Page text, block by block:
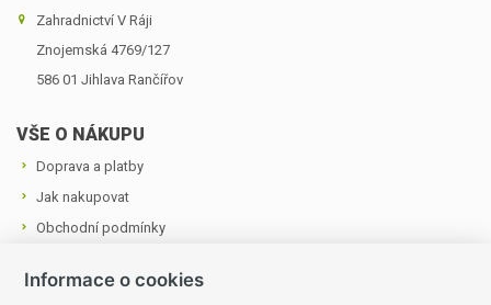
Zahradnictví V Ráji
Znojemská 4769/127
586 01 Jihlava ­Rančířov
VŠE O NÁKUPU
Doprava a platby
Jak nakupovat
Obchodní podmínky
Ochrana osobních údajů
Informace o cookies